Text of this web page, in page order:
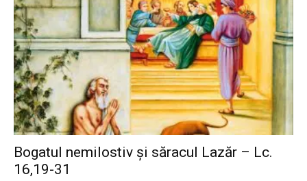
Bogatul nemilostiv şi săracul Lazăr – Lc.
16,19-31